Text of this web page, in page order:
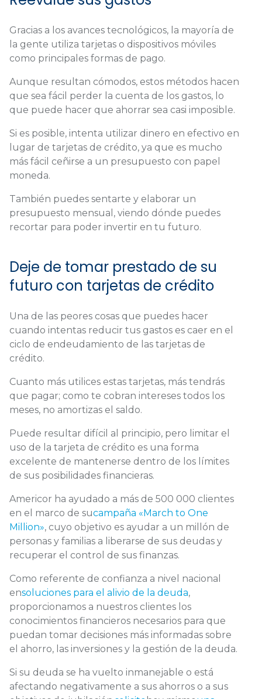
Gracias a los avances tecnológicos, la mayoría de
la gente utiliza tarjetas o dispositivos móviles
como principales formas de pago.
Aunque resultan cómodos, estos métodos hacen
que sea fácil perder la cuenta de los gastos, lo
que puede hacer que ahorrar sea casi imposible.
Si es posible, intenta utilizar dinero en efectivo en
lugar de tarjetas de crédito, ya que es mucho
más fácil ceñirse a un presupuesto con papel
moneda.
También puedes sentarte y elaborar un
presupuesto mensual, viendo dónde puedes
recortar para poder invertir en tu futuro.
Deje de tomar prestado de su
futuro con tarjetas de crédito
Una de las peores cosas que puedes hacer
cuando intentas reducir tus gastos es caer en el
ciclo de endeudamiento de las tarjetas de
crédito.
Cuanto más utilices estas tarjetas, más tendrás
que pagar; como te cobran intereses todos los
meses, no amortizas el saldo.
Puede resultar difícil al principio, pero limitar el
uso de la tarjeta de crédito es una forma
excelente de mantenerse dentro de los límites
de sus posibilidades financieras.
Americor ha ayudado a más de 500 000 clientes
en el marco de sucampaña «March to One
Million», cuyo objetivo es ayudar a un millón de
personas y familias a liberarse de sus deudas y
recuperar el control de sus finanzas.
Como referente de confianza a nivel nacional
ensoluciones para el alivio de la deuda,
proporcionamos a nuestros clientes los
conocimientos financieros necesarios para que
puedan tomar decisiones más informadas sobre
el ahorro, las inversiones y la gestión de la deuda.
Si su deuda se ha vuelto inmanejable o está
afectando negativamente a sus ahorros o a sus